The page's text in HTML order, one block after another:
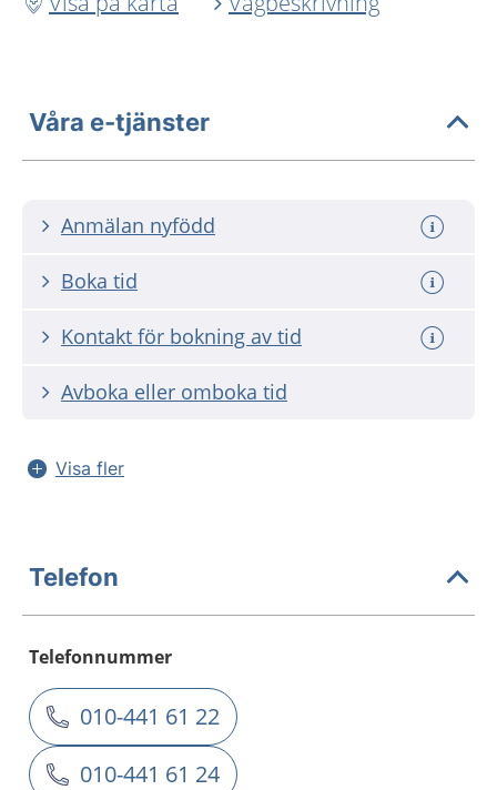
Våra e-tjänster
Anmälan nyfödd
Boka tid
Kontakt för bokning av tid
Avboka eller omboka tid
Visa fler
Telefon
Telefonnummer
010-441 61 22
010-441 61 24